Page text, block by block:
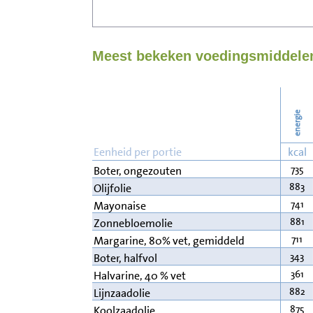
Meest bekeken
energie
Eenheid per portie kcal
Boter, ongezouten
735
Olijfolie 883
Mayonaise 741
Zonnebloemolie 881
Margarine, 80% vet, gemiddeld 711
Boter, halfvol 343
Halvarine, 40 % vet 361
Lijnzaadolie 882
875